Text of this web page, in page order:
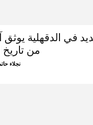
في الدقهلية يوثق
من تاريخ
نجلاء